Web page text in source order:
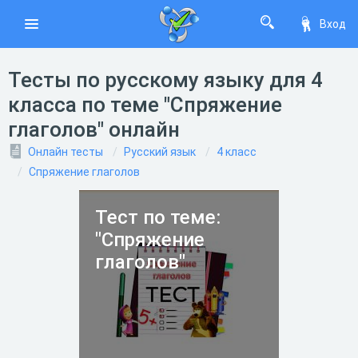
Вход
Тесты по русскому языку для 4
класса по теме "Спряжение
глаголов" онлайн
Онлайн тесты Русский язык
4 класс
Спряжение глаголов
Тест по теме:
"Спряжение
глаголов"